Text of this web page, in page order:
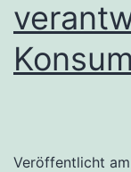
Konsum
Veröffentlicht am